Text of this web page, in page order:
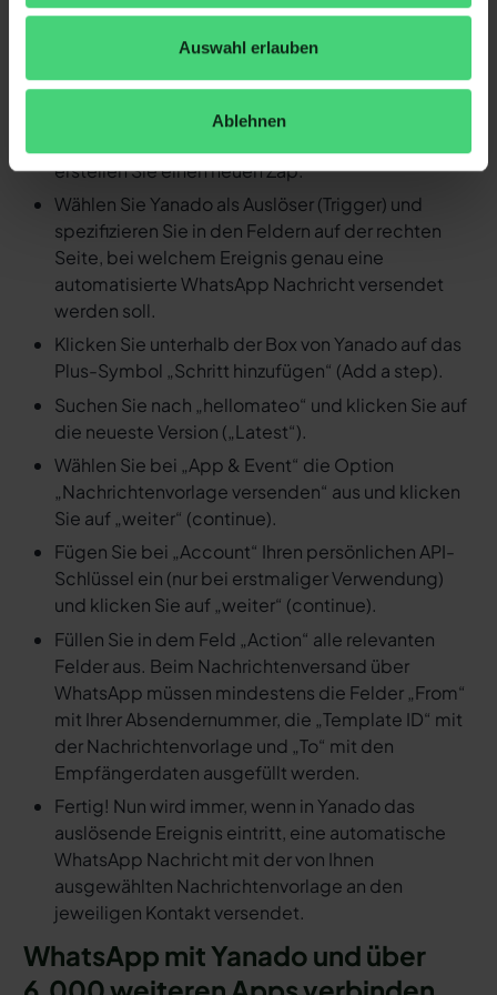
Auswahl erlauben
Ablehnen
automatisierte WhatsApp
Nachricht versenden
erstellen Sie einen neuen Zap.
Wählen Sie Yanado als Auslöser (Trigger) und
spezifizieren Sie in den Feldern auf der rechten
Seite, bei welchem Ereignis genau eine
automatisierte WhatsApp Nachricht versendet
werden soll.
Klicken Sie unterhalb der Box von Yanado auf das
Plus-Symbol „Schritt hinzufügen“ (Add a step).
Suchen Sie nach „hellomateo“ und klicken Sie auf
die neueste Version („Latest“).
Wählen Sie bei „App & Event“ die Option
„Nachrichtenvorlage versenden“ aus und klicken
Sie auf „weiter“ (continue).
Fügen Sie bei „Account“ Ihren persönlichen API-
Schlüssel ein (nur bei erstmaliger Verwendung)
und klicken Sie auf „weiter“ (continue).
Füllen Sie in dem Feld „Action“ alle relevanten
Felder aus. Beim Nachrichtenversand über
WhatsApp müssen mindestens die Felder „From“
mit Ihrer Absendernummer, die „Template ID“ mit
der Nachrichtenvorlage und „To“ mit den
Empfängerdaten ausgefüllt werden.
Fertig! Nun wird immer, wenn in Yanado das
auslösende Ereignis eintritt, eine automatische
WhatsApp Nachricht mit der von Ihnen
ausgewählten Nachrichtenvorlage an den
jeweiligen Kontakt versendet.
WhatsApp mit Yanado und über